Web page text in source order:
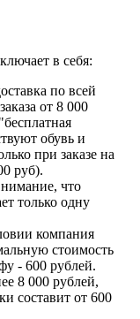
в себя:
по всей
от 8 000
обувь и
при заказе на
руб).
что
только одну
компания
стоимость
- 600 рублей.
8 000 рублей,
составит от 600